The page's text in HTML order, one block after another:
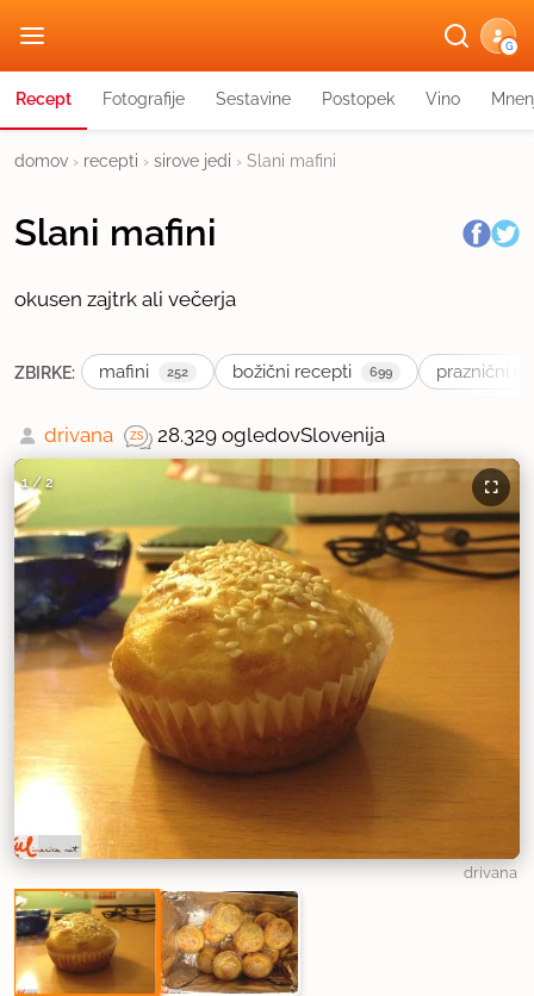
G
Recept Fotografije Sestavine Postopek Vino
domov › recepti › sirove jedi › Slani mafini
Slani mafini
okusen zajtrk ali večerja
ZBIRKE: mafini 252 božični recepti 699 praznični
drivana 28.329 ogledovSlovenija
1/2
drivana